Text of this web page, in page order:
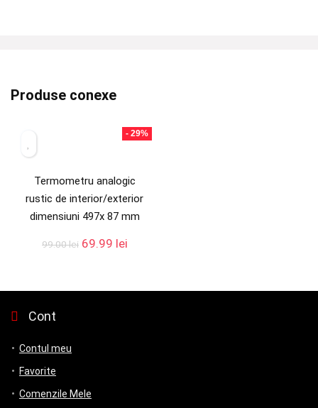
Produse conexe
- 29%
Termometru analogic
rustic de interior/exterior
dimensiuni 497x 87 mm
99.00lei 69.99 lei
Cont
Contul meu
Favorite
Comenzile Mele